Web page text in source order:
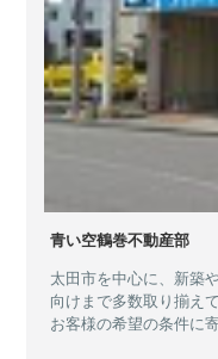
青い空鶴巻不動産部
太田市を中心に、新築
向けまで多数取り揃え
お客様の希望の条件に